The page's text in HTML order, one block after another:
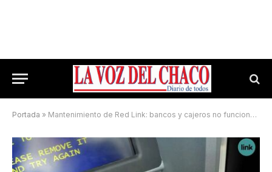
Portada » Mantenimiento de Red Link: bancos y cajeros no funcionarán durante la madrugada del domingo